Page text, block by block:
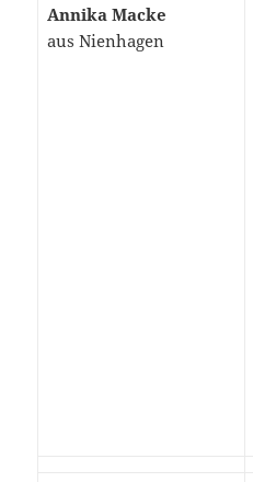
Annika Macke
aus Nienhagen